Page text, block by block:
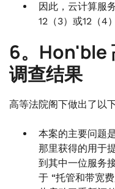
因此，云计算服
12（3）或12（4
6。Hon'ble
调查结果
高等法院阁下做出了以
本案的主要问题
那里获得的用于
到其中一位服务
于 “托管和带宽